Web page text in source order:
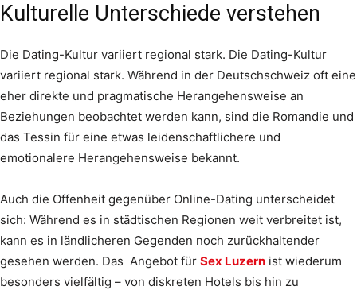
Kulturelle Unterschiede verstehen
Die Dating-Kultur variiert regional stark. Die Dating-Kultur
variiert regional stark. Während in der Deutschschweiz oft eine
eher direkte und pragmatische Herangehensweise an
Beziehungen beobachtet werden kann, sind die Romandie und
das Tessin für eine etwas leidenschaftlichere und
emotionalere Herangehensweise bekannt.
Auch die Offenheit gegenüber Online-Dating unterscheidet
sich: Während es in städtischen Regionen weit verbreitet ist,
kann es in ländlicheren Gegenden noch zurückhaltender
gesehen werden. Das Angebot für Sex Luzern ist wiederum
besonders vielfältig – von diskreten Hotels bis hin zu